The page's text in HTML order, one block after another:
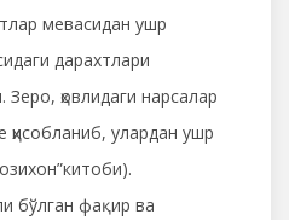
мевасидан ушр
дарахтлари
ҳовлидаги нарсалар
улардан ушр
бўлган фақир ва